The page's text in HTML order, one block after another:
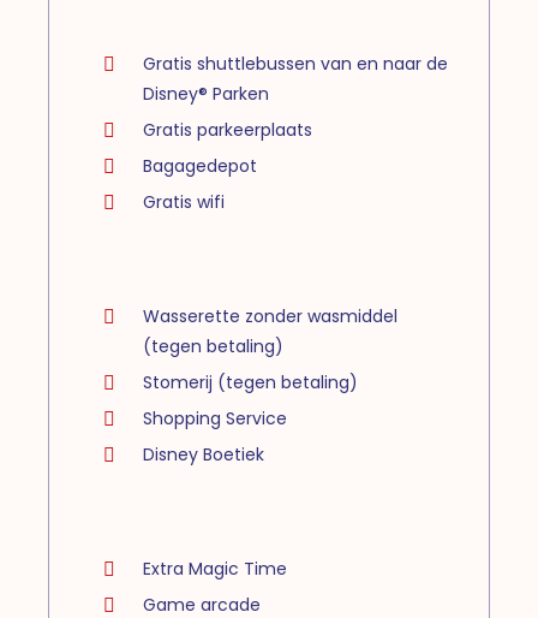
Gratis shuttlebussen van en naar de
Disney® Parken
Gratis parkeerplaats
Bagagedepot
Gratis wifi
Wasserette zonder wasmiddel
(tegen betaling)
Stomerij (tegen betaling)
Shopping Service
Disney Boetiek
Extra Magic Time
Game arcade